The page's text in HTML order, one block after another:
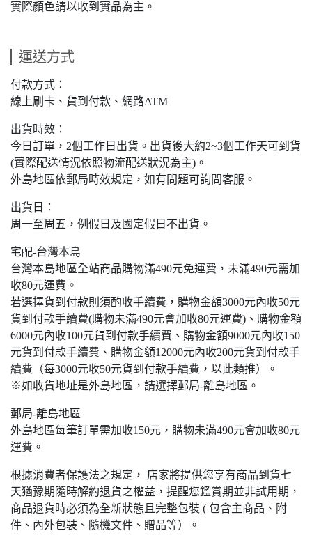
實際顏色請以收到實品為主。
運送方式
付款方式：
線上刷卡、貨到付款、網路ATM
出貨時效：
今日訂單，2個工作日出貨。出貨後大約2~3個工作天可到貨
(實際配送情況依照物流配送狀況為主)。
外島地區依郵局時效規定，如有問題可詢問客服。
出貨日：
周一至周五，例假日及國定假日不出貨。
宅配-台灣本島
台灣本島地區全站商品購物滿490元免運費，未滿490元需加
收80元運費。
若選擇貨到付款則須酌收手續費，購物金額3000元內收50元
貨到付款手續費(購物未滿490元會加收80元運費)、購物金額
6000元內收100元貨到付款手續費、購物金額9000元內收150
元貨到付款手續費、購物金額12000元內收200元貨到付款手
續費（每3000元收50元貨到付款手續費，以此類推）。
※如收貨地址是外島地區，請選擇郵局-離島地區。
郵局-離島地區
外島地區每筆訂單需加收150元，購物未滿490元會加收80元
運費。
根據消費者保護法之規定， 店家將提供您享有商品到貨七
天猶豫期隨時解約退貨之權益，提醒您鑑賞期並非試用期，
商品退貨時必須為全新狀態且完整包裝 ( 包含主商品、附
件、內外包裝、隨機文件、贈品等）。